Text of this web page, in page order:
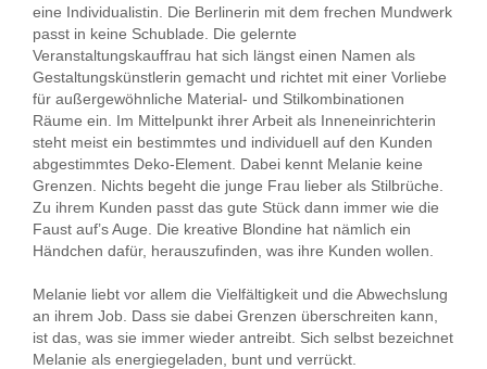
eine Individualistin. Die Berlinerin mit dem frechen Mundwerk
passt in keine Schublade. Die gelernte
Veranstaltungskauffrau hat sich längst einen Namen als
Gestaltungskünstlerin gemacht und richtet mit einer Vorliebe
für außergewöhnliche Material- und Stilkombinationen
Räume ein. Im Mittelpunkt ihrer Arbeit als Inneneinrichterin
steht meist ein bestimmtes und individuell auf den Kunden
abgestimmtes Deko-Element. Dabei kennt Melanie keine
Grenzen. Nichts begeht die junge Frau lieber als Stilbrüche.
Zu ihrem Kunden passt das gute Stück dann immer wie die
Faust auf’s Auge. Die kreative Blondine hat nämlich ein
Händchen dafür, herauszufinden, was ihre Kunden wollen.
Melanie liebt vor allem die Vielfältigkeit und die Abwechslung
an ihrem Job. Dass sie dabei Grenzen überschreiten kann,
ist das, was sie immer wieder antreibt. Sich selbst bezeichnet
Melanie als energiegeladen, bunt und verrückt.